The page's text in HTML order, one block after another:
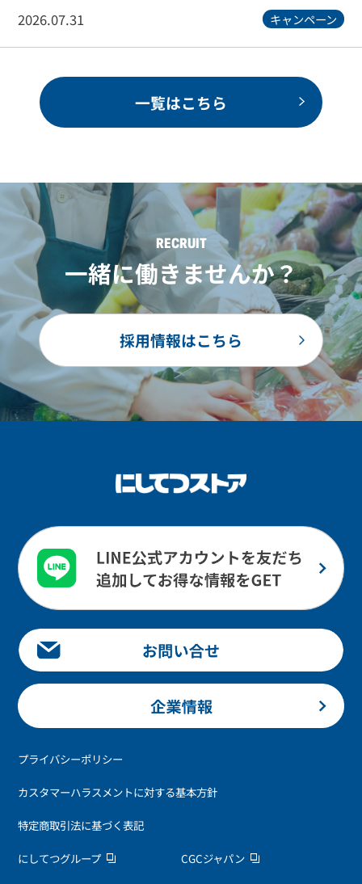
2026.07.31 キャンペーン
一覧はこちら
RECRUIT
一緒に働きませんか？
採用情報はこちら
プライバシーポリシー
カスタマーハラスメントに対する基本方針
特定商取引法に基づく表記
にしてつグループ CGCジャパン